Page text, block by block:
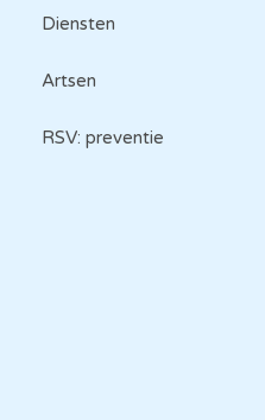
Diensten
Artsen
RSV: preventie